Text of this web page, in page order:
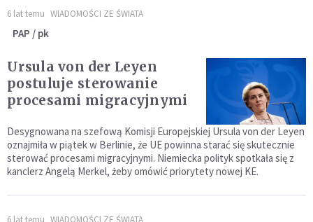
6 lat temu WIADOMOŚCI ZE ŚWIATA
PAP / pk
Ursula von der Leyen
postuluje sterowanie
procesami migracyjnymi
Desygnowana na szefową Komisji Europejskiej Ursula von der Leyen
oznajmiła w piątek w Berlinie, że UE powinna starać się skutecznie
sterować procesami migracyjnymi. Niemiecka polityk spotkała się z
kanclerz Angelą Merkel, żeby omówić priorytety nowej KE.
6 lat temu WIADOMOŚCI ZE ŚWIATA